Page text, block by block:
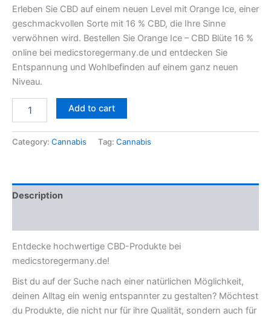
Erleben Sie CBD auf einem neuen Level mit Orange Ice, einer
geschmackvollen Sorte mit 16 % CBD, die Ihre Sinne
verwöhnen wird. Bestellen Sie Orange Ice – CBD Blüte 16 %
online bei medicstoregermany.de und entdecken Sie
Entspannung und Wohlbefinden auf einem ganz neuen
Niveau.
Add to cart
Category: Cannabis Tag: Cannabis
Description
Entdecke hochwertige CBD-Produkte bei
medicstoregermany.de!
Bist du auf der Suche nach einer natürlichen Möglichkeit,
deinen Alltag ein wenig entspannter zu gestalten? Möchtest
du Produkte, die nicht nur für ihre Qualität, sondern auch für